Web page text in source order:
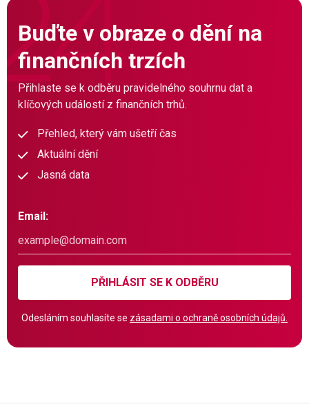
Buďte v obraze o dění na
finančních trzích
Přihlaste se k odběru pravidelného souhrnu dat a
klíčových událostí z finančních trhů.
Přehled, který vám ušetří čas
Aktuální dění
Jasná data
Email:
PŘIHLÁSIT SE K ODBĚRU
Odesláním souhlasíte se zásadami o ochraně osobních údajů.